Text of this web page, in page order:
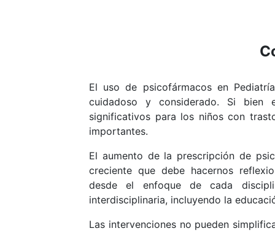
El uso de psicofármacos en
cuidadoso y considerado. Si bien
significativos para los niños con
importantes.
El aumento de la prescripción de
creciente que debe hacernos
desde el enfoque de cada
interdisciplinaria, incluyendo la
Las intervenciones no pueden